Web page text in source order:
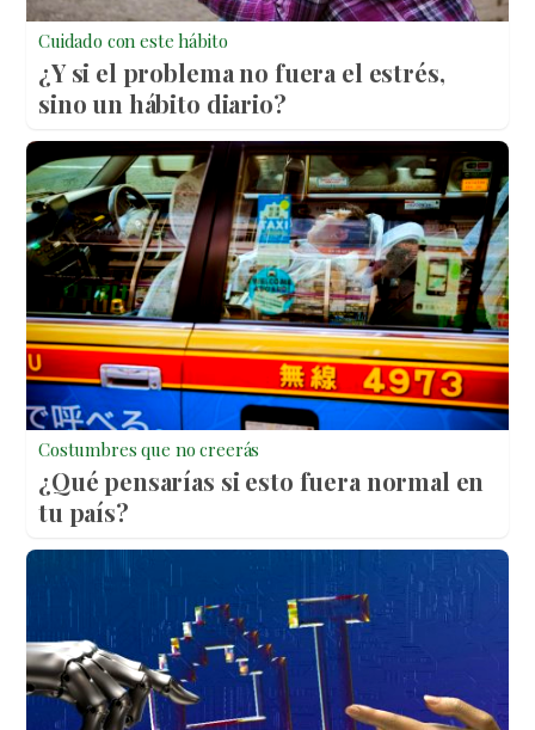
Cuidado con este hábito
¿Y si el problema no fuera el estrés,
sino un hábito diario?
Costumbres que no creerás
¿Qué pensarías si esto fuera normal en
tu país?